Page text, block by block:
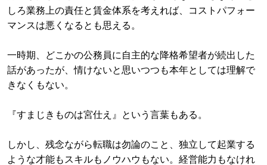
しろ業務上の責任と賃金体系を考えれば、コストパフォー
マンスは悪くなるとも思える。
一時期、どこかの公務員に自主的な降格希望者が続出した
話があったが、情けないと思いつつも本年としては理解で
きなくもない。
『すまじきものは宮仕え』という言葉もある。
しかし、残念ながら転職は勿論のこと、独立して起業する
ような才能もスキルもノウハウもない。経営能力もなけれ